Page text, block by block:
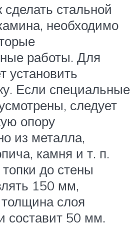
стальной
необходимо
работы. Для
установить
Если специальные
следует
опору
из металла,
камня и т. п.
до стены
150 мм,
слоя
составит 50 мм.